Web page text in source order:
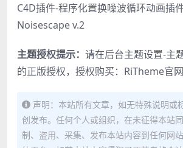
C4D插件-程序化置换噪波循环动画插
Noisescape v.2
主题授权提示： 请在后台主题设置-主
的正版授权，授权购买： RiTheme官网
声明：本站所有文章，如无特殊说明或
创发布。任何个人或组织，在未征得本站
制、盗用、采集、发布本站内容到任何网